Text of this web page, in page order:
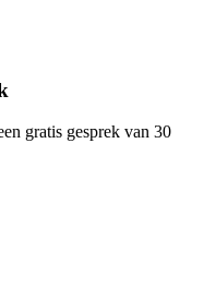
gratis gesprek van 30